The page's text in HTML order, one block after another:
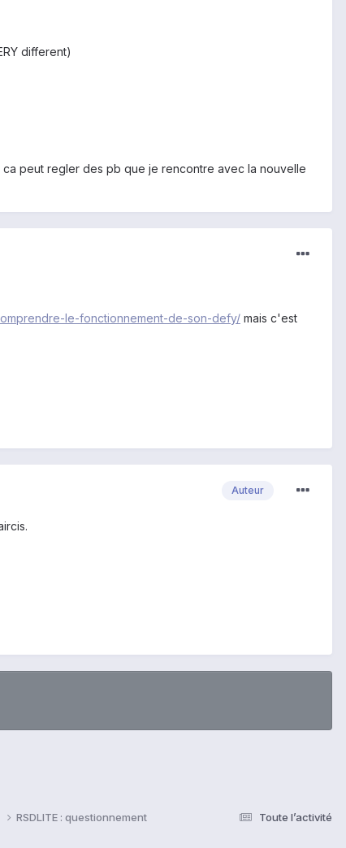
different)
ca peut regler des pb que je rencontre avec la nouvelle
le-fonctionnement-de-son-defy/ mais c'est
Auteur
Toute l’activité
RSDLITE : questionnement